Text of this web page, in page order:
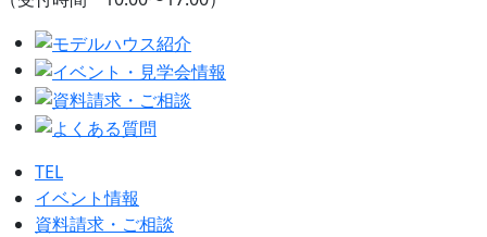
TEL
イベント情報
資料請求・ご相談